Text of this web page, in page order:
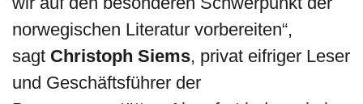
norwegischen Literatur vorbereiten“,
sagt Christoph Siems, privat eifriger Leser
und Geschäftsführer der